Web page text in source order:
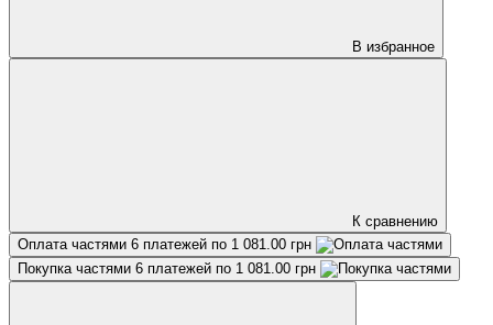
В избранное
К сравнению
Оплата частями 6 платежей по 1 081.00 грн
Покупка частями 6 платежей по 1 081.00 грн